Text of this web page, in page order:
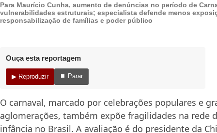
Para Maurício Cunha, aumento de denúncias no período de
vulnerabilidades estruturais; especialista defende menos
responsabilização de famílias e poder público
Ouça esta reportagem
▶ Reproduzir ⏹ Parar
O carnaval, marcado por celebrações populares e
aglomerações, também expõe fragilidades na rede
infância no Brasil. A avaliação é do presidente da